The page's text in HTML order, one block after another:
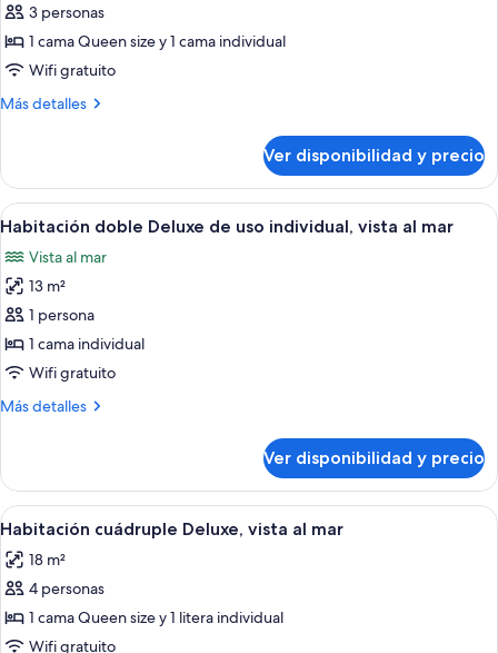
fotos
de
Habitación
triple
al
mar
3 personas
1 cama Queen size y 1 cama individual
Wifi gratuito
Más detalles
Más
triple
Deluxe,
vista
mar
Ver disponibilidad y precio
Ver
todas
las
fotos
de
Habitación
doble
de
vista
al
mar
Una cama bien hecha con sábanas
4
Habitación doble Deluxe de uso individual, vista al mar
Vista al mar
13 m²
1 persona
1 cama individual
Wifi gratuito
Más detalles
Más
doble
Deluxe
de
individual,
vista
mar
Ver disponibilidad y precio
Ver
todas
las
fotos
de
Habitación
Habitación de hotel con literas, una
4
Habitación cuádruple Deluxe, vista al mar
18 m²
4 personas
1 cama Queen size y 1 litera individual
Wifi gratuito